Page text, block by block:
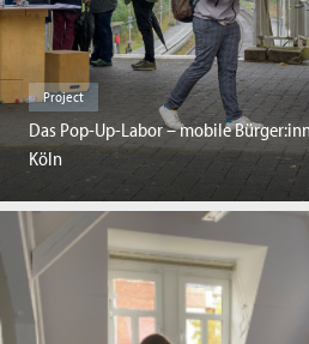
Project
Das Pop-Up-Labor – mobile
Köln